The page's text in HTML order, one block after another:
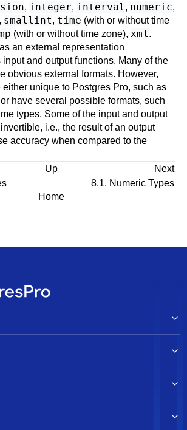
, integer, interval, numeric,
, smallint, time (with or without time
(with or without time zone), xml.
an external representation
and output functions. Many of the
obvious external formats. However,
either unique to Postgres Pro, such as
have several possible formats, such
types. Some of the input and output
i.e., the result of an output
accuracy when compared to the
Up
Next
Home
8.1. Numeric Types